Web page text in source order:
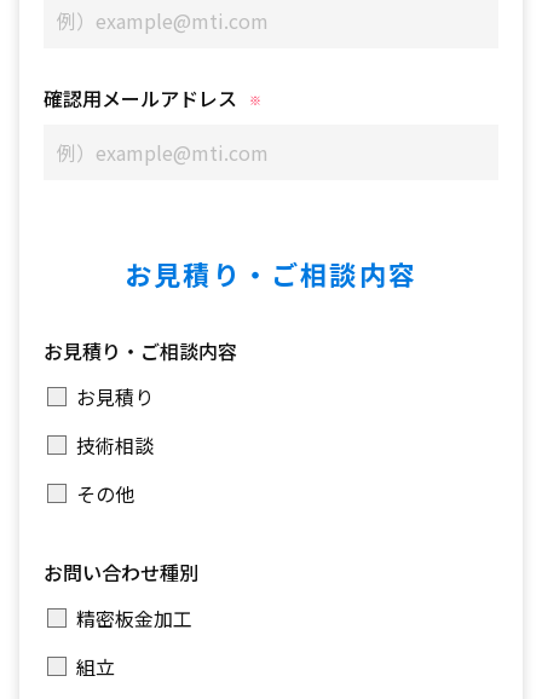
確認用メールアドレス
お見積り・ご相談内容
お見積り・ご相談内容
お見積り
技術相談
その他
お問い合わせ種別
精密板金加工
組立